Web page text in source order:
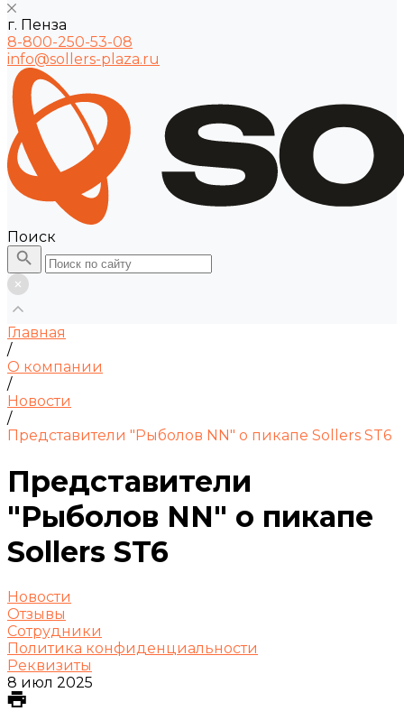
г. Пенза
8-800-250-53-08
info@sollers-plaza.ru
Поиск
Главная
/
О компании
/
Новости
/
Представители "Рыболов NN" о пикапе Sollers ST6
Представители
"Рыболов NN" о пикапе
Sollers ST6
Новости
Отзывы
Сотрудники
Политика конфиденциальности
Реквизиты
8 июл 2025